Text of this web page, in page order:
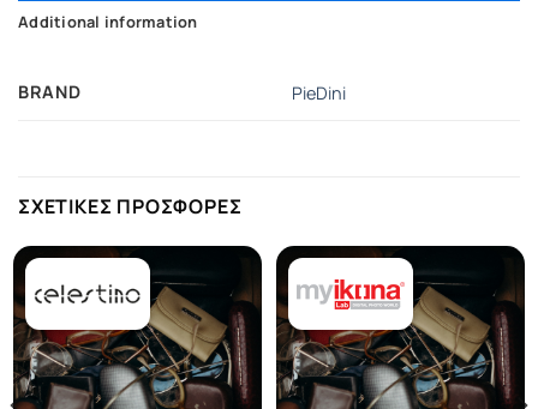
Additional information
BRAND PieDini
ΣΧΕΤΙΚΕΣ ΠΡΟΣΦΟΡΕΣ